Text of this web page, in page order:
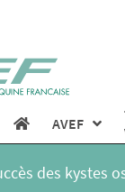
AVEF
des kystes